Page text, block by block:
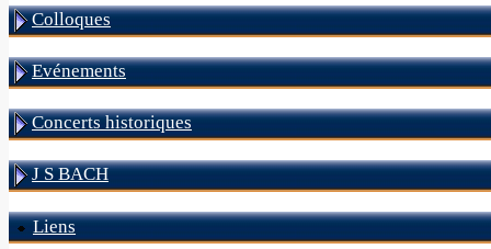
Colloques
Evénements
Concerts historiques
J S BACH
Liens